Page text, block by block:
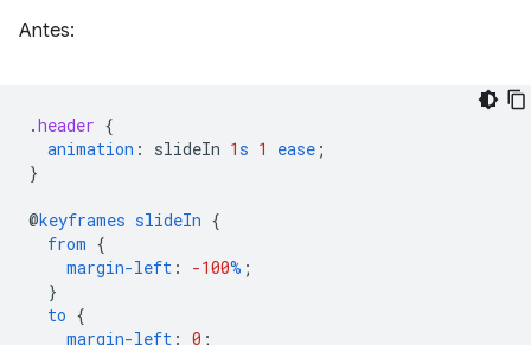
Antes:
.header {
animation : slideIn 1s 1 ease ;
}
@keyframes slideIn {
from {
margin-left : -100% ;
}
to {
margin-left : 0 ;